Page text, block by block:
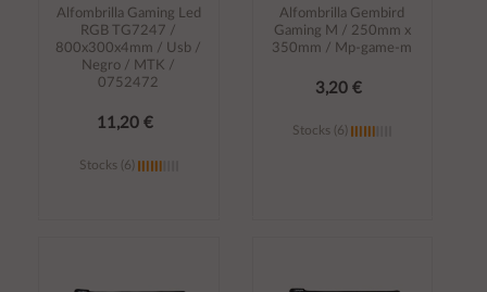
Alfombrilla Gaming Led
RGB TG7247 /
800x300x4mm / Usb /
Negro / MTK /
0752472
11,20 €
Stocks (6)
Alfombrilla Gembird
Gaming M / 250mm x
350mm / Mp-game-m
3,20 €
Stocks (6)